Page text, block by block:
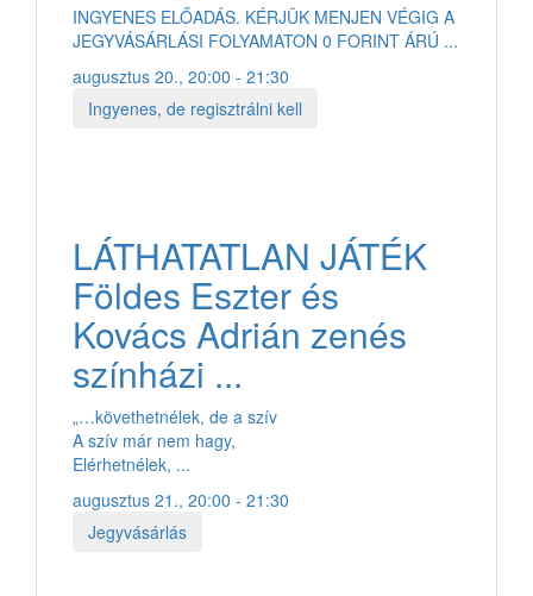
INGYENES ELŐADÁS. KÉRJÜK MENJEN VÉGIG A
JEGYVÁSÁRLÁSI FOLYAMATON 0 FORINT ÁRÚ ...
augusztus 20., 20:00 - 21:30
Ingyenes, de regisztrálni kell
LÁTHATATLAN JÁTÉK
Földes Eszter és
Kovács Adrián zenés
színházi ...
„…követhetnélek, de a szív
A szív már nem hagy,
Elérhetnélek, ...
augusztus 21., 20:00 - 21:30
Jegyvásárlás